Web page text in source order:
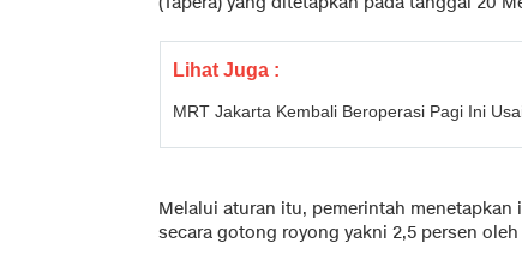
Lihat Juga :
MRT Jakarta Kembali Beroperasi Pagi Ini
Melalui aturan itu, pemerintah menetapkan
secara gotong royong yakni 2,5 persen